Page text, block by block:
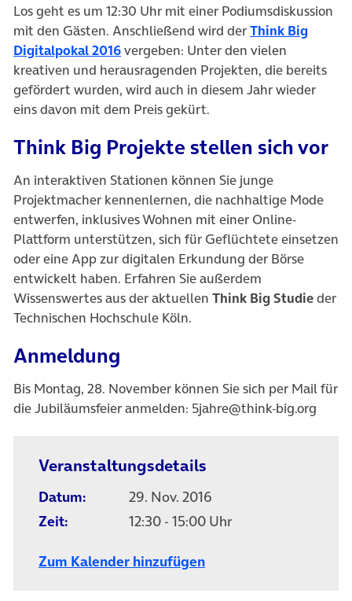
Los geht es um 12:30 Uhr mit einer Podiumsdiskussion
mit den Gästen. Anschließend wird derThink Big
Digitalpokal 2016vergeben: Unter den vielen
kreativen und herausragenden Projekten, die bereits
gefördert wurden, wird auch in diesem Jahr wieder
eins davon mit dem Preis gekürt.
Think Big Projekte stellen sich vor
An interaktiven Stationen können Sie junge
Projektmacher kennenlernen, die nachhaltige Mode
entwerfen, inklusives Wohnen mit einer Online-
Plattform unterstützen, sich für Geflüchtete einsetzen
oder eine App zur digitalen Erkundung der Börse
entwickelt haben. Erfahren Sie außerdem
Wissenswertes aus der aktuellen Think Big Studieder
Technischen Hochschule Köln.
Anmeldung
Bis Montag, 28. November können Sie sich per Mail für
die Jubiläumsfeier anmelden: 5jahre@think-big.org
Veranstaltungsdetails
Datum:
29. Nov. 2016
Zeit:
12:30 - 15:00 Uhr
Zum Kalender hinzufügen